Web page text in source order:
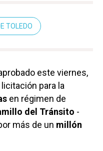
TOLEDO
este viernes,
para la
en régimen de
del Tránsito -
más de un millón